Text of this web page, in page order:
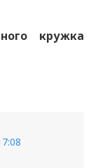
кружка